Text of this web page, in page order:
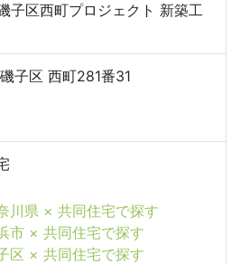
子区西町プロジェクト 新築工
子区 西町281番31
川県 × 共同住宅で探す
市 × 共同住宅で探す
区 × 共同住宅で探す